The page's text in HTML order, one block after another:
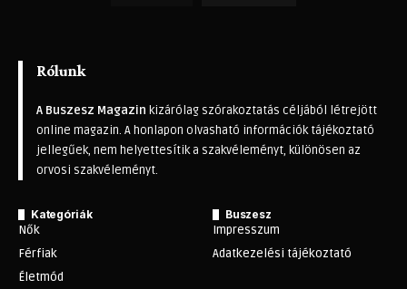
Rólunk
A Buszesz Magazin kizárólag szórakoztatás céljából létrejött
online magazin. A honlapon olvasható információk tájékoztató
jellegűek, nem helyettesítik a szakvéleményt, különösen az
orvosi szakvéleményt.
Kategóriák
Nők
Férfiak
Életmód
Buszesz
Impresszum
Adatkezelési tájékoztató